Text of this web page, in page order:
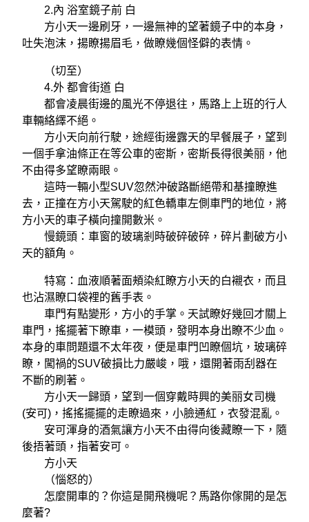
2.內 浴室鏡子前 白
方小天一邊刷牙，一邊無神的望著鏡子中的本身，
吐失泡沫，揚瞭揚眉毛，做瞭幾個怪僻的表情。
（切至）
4.外 都會街道 白
都會凌晨街邊的風光不停退往，馬路上上班的行人
車輛絡繹不絕。
方小天向前行駛，途經街邊露天的早餐展子，望到
一個手拿油條正在等公車的密斯，密斯長得很美丽，他
不由得多望瞭兩眼。
這時一輛小型SUV忽然沖破路斷絕帶和基撞瞭進
去，正撞在方小天駕駛的紅色轎車左側車門的地位，將
方小天的車子橫向撞開數米。
慢鏡頭：車窗的玻璃剎時破碎破碎，碎片劃破方小
天的額角。
特寫：血液順著面頰染紅瞭方小天的白襯衣，而且
也沾濕瞭口袋裡的舊手表。
車門有點變形，方小的手掌。天試瞭好幾回才關上
車門，搖擺著下瞭車，一模頭，發明本身出瞭不少血。
本身的車問題還不太年夜，便是車門凹瞭個坑，玻璃碎
瞭，闖禍的SUV破損比力嚴峻，哦，還開著雨刮器在
不斷的刷著。
方小天一歸頭，望到一個穿戴時興的美丽女司機
(安可)，搖搖擺擺的走瞭過來，小臉通紅，衣發混亂。
安可渾身的酒氣讓方小天不由得向後藏瞭一下，隨
後捂著頭，指著安可。
方小天
（惱怒的）
怎麼開車的？你這是開飛機呢？馬路你傢開的是怎
麼著?